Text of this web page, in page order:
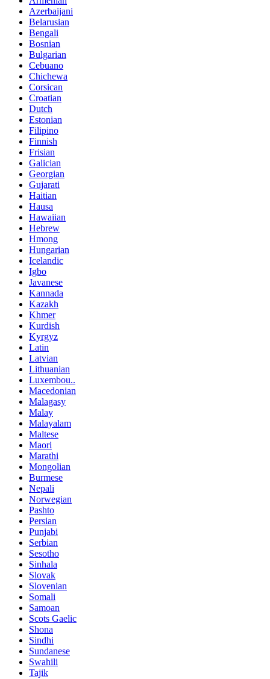
Azerbaijani
Belarusian
Bengali
Bosnian
Bulgarian
Cebuano
Chichewa
Corsican
Croatian
Dutch
Estonian
Filipino
Finnish
Frisian
Galician
Georgian
Gujarati
Haitian
Hausa
Hawaiian
Hebrew
Hmong
Hungarian
Icelandic
Igbo
Javanese
Kannada
Kazakh
Khmer
Kurdish
Kyrgyz
Latin
Latvian
Lithuanian
Luxembou..
Macedonian
Malagasy
Malay
Malayalam
Maltese
Maori
Marathi
Mongolian
Burmese
Nepali
Norwegian
Pashto
Persian
Punjabi
Serbian
Sesotho
Sinhala
Slovak
Slovenian
Somali
Samoan
Scots Gaelic
Shona
Sindhi
Sundanese
Swahili
Tajik